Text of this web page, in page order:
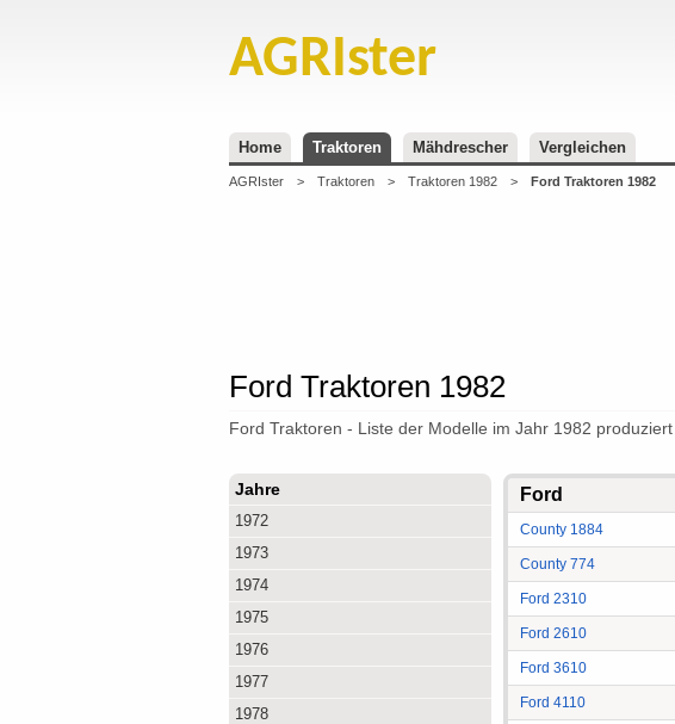
AGRIster
Home Traktoren Mähdrescher Vergleichen
AGRIster > Traktoren > Traktoren 1982 > Ford Traktoren 1982
Ford Traktoren 1982
Ford Traktoren - Liste der Modelle im Jahr 1982 produziert
Jahre
1972
1973
1974
1975
1976
1977
1978
Ford
County 1884
County 774
Ford 2310
Ford 2610
Ford 3610
Ford 4110